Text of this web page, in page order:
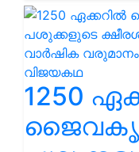
1250